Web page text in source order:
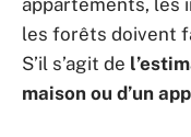
les forêts doivent
S’il s’agit de
maison ou d’un